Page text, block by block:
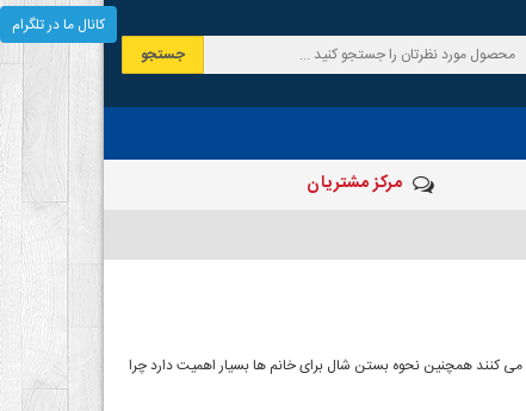
جستجو
مرکز مشتریان
می کنند همچنین نحوه بستن شال برای خانم ها بسیار اهمیت دارد چرا
کانال ما در تلگرام